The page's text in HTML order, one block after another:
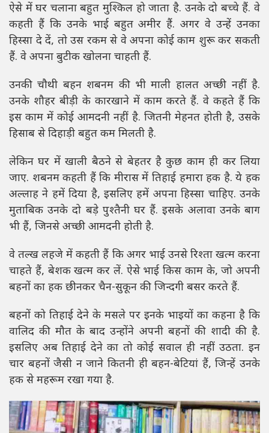
ऐसे में घर चलाना बहुत मुश्किल हो जाता है. उनके दो बच्चे हैं. वे
कहती हैं कि उनके भाई बहुत अमीर हैं. अगर वे उन्हें उनका
हिस्सा दे दें, तो उस रकम से वे अपना कोई काम शुरू कर सकती
हैं. वे अपना बुटीक खोलना चाहती हैं.
उनकी चौथी बहन शबनम की भी माली हालत अच्छी नहीं है.
उनके शौहर बीड़ी के कारखाने में काम करते हैं. वे कहते हैं कि
इस काम में कोई आमदनी नहीं है. जितनी मेहनत होती है, उसके
हिसाब से दिहाड़ी बहुत कम मिलती है.
लेकिन घर में खाली बैठने से बेहतर है कुछ काम ही कर लिया
जाए. शबनम कहती हैं कि मीरास में तिहाई हमारा हक है. ये हक
अल्लाह ने हमें दिया है, इसलिए हमें अपना हिस्सा चाहिए. उनके
मुताबिक उनके दो बड़े पुश्तैनी घर हैं. इसके अलावा उनके बाग
भी हैं, जिनसे अच्छी आमदनी होती है.
वे तल्ख लहजे में कहती हैं कि अगर भाई उनसे रिश्ता खत्म करना
चाहते हैं, बेशक खत्म कर लें. ऐसे भाई किस काम के, जो अपनी
बहनों का हक छीनकर चैन-सुकून की जिन्दगी बसर करते हैं.
बहनों को तिहाई देने के मसले पर इनके भाइयों का कहना है कि
वालिद की मौत के बाद उन्होंने अपनी बहनों की शादी की है.
इसलिए अब तिहाई देने का तो कोई सवाल ही नहीं उठता. इन
चार बहनों जैसी न जाने कितनी ही बहन-बेटियां हैं, जिन्हें उनके
हक से महरूम रखा गया है.